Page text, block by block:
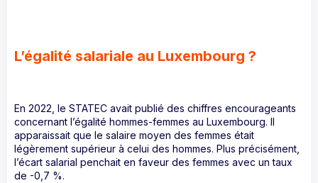
L’égalité salariale au Luxembourg ?
En 2022, le STATEC avait publié des chiffres encourageants
concernant l’égalité hommes-femmes au Luxembourg. Il
apparaissait que le salaire moyen des femmes était
légèrement supérieur à celui des hommes. Plus précisément,
l’écart salarial penchait en faveur des femmes avec un taux
de -0,7 %.